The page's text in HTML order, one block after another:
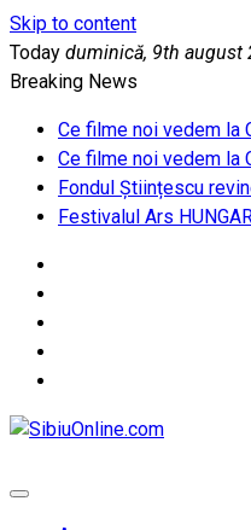
Skip to content
Today duminică, 9th august
Breaking News
Ce filme noi vedem la
Ce filme noi vedem la
Fondul Științescu
Festivalul Ars